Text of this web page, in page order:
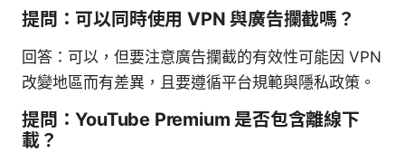
提問：可以同時使用 VPN 與廣告攔截嗎？
回答：可以，但要注意廣告攔截的有效性可能因 VPN
改變地區而有差異，且要遵循平台規範與隱私政策。
提問：YouTube Premium 是否包含離線下
載？